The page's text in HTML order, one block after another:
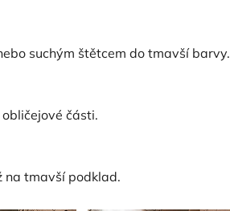
suchým štětcem do tmavší barvy.
části.
na tmavší podklad.